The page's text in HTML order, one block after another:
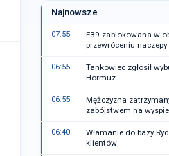
Najnowsze
07:55
E39 zablokowana w
przewróceniu
06:55
Tankowiec zgłosił
Hormuz
06:55
Mężczyzna
zabójstwem na
06:40
Włamanie do bazy
klientów